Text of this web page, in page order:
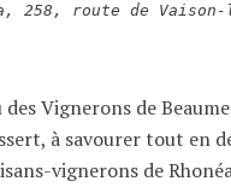
258, route de Vaison-
Vignerons de
à savourer tout en
vignerons de